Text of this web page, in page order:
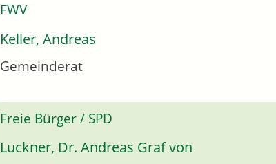
FWV
Keller, Andreas
Gemeinderat
Freie Bürger / SPD
Luckner, Dr. Andreas Graf von